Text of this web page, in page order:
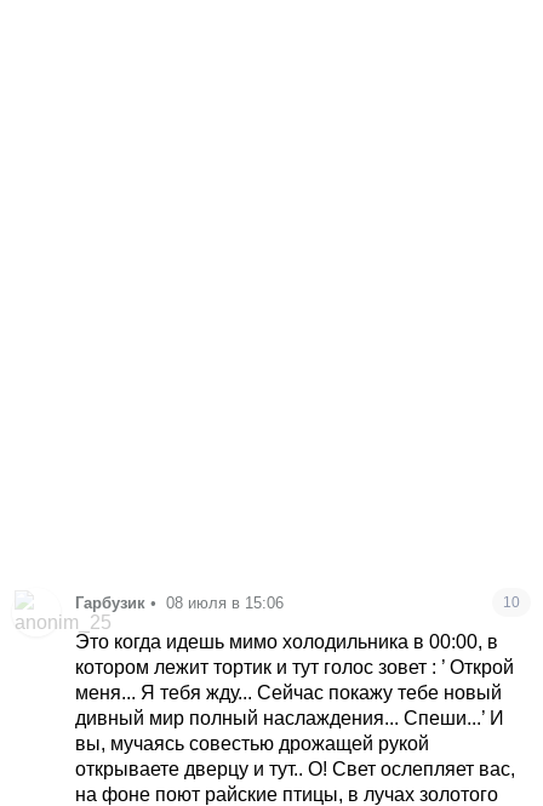
Гарбузик • 08 июля в 15:06 10
Это когда идешь мимо холодильника в 00:00, в
котором лежит тортик и тут голос зовет : ’ Открой
меня... Я тебя жду... Сейчас покажу тебе новый
дивный мир полный наслаждения... Спеши...’ И
вы, мучаясь совестью дрожащей рукой
открываете дверцу и тут.. О! Свет ослепляет вас,
на фоне поют райские птицы, в лучах золотого